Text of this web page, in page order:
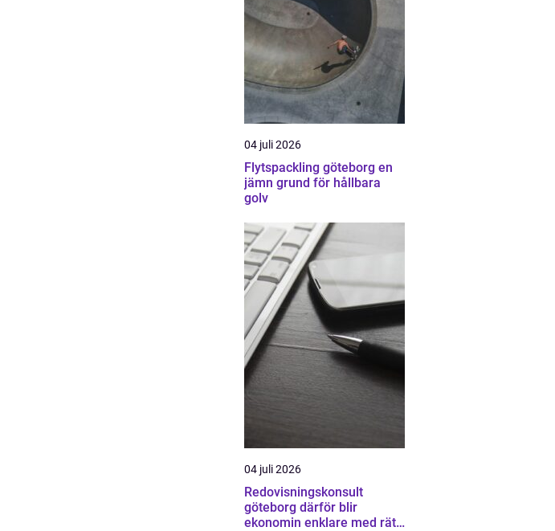
04 juli 2026
Flytspackling göteborg en
jämn grund för hållbara
golv
04 juli 2026
Redovisningskonsult
göteborg därför blir
ekonomin enklare med rätt